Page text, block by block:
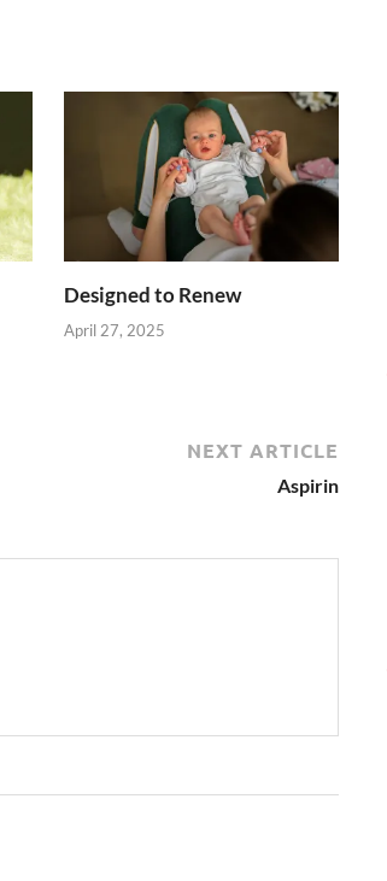
Designed to Renew
April 27, 2025
NEXT ARTICLE
Aspirin